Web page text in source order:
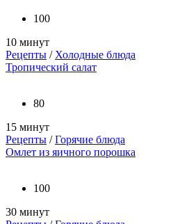
100
10 минут
Рецепты / Холодные блюда
Тропический салат
80
15 минут
Рецепты /Горячие блюда
Омлет из яичного порошка
100
30 минут